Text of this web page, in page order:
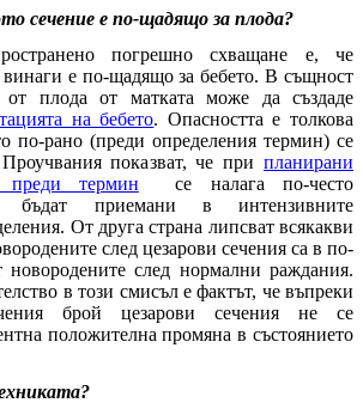
сечение е по-щадящо за плода?
погрешно схващане е, че
винаги е по-щадящо за бебето. В същност
от плода от матката може да създаде
на бебето. Опасността е толкова
по-рано (преди определения термин) се
показват, че при планирани
преди термин се налага по-често
бъдат приемани в интензивните
От друга страна липсват всякакви
след цезарови сечения са в по-
новородените след нормални раждания.
в този смисъл е фактът, че въпреки
брой цезарови сечения не се
положителна промяна в състоянието